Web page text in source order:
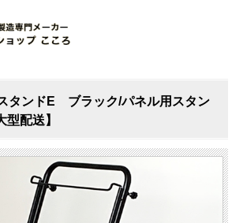
タンドE ブラック/パネル用スタン
型配送】